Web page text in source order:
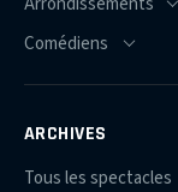
ARCHIVES
Tous les spectacles